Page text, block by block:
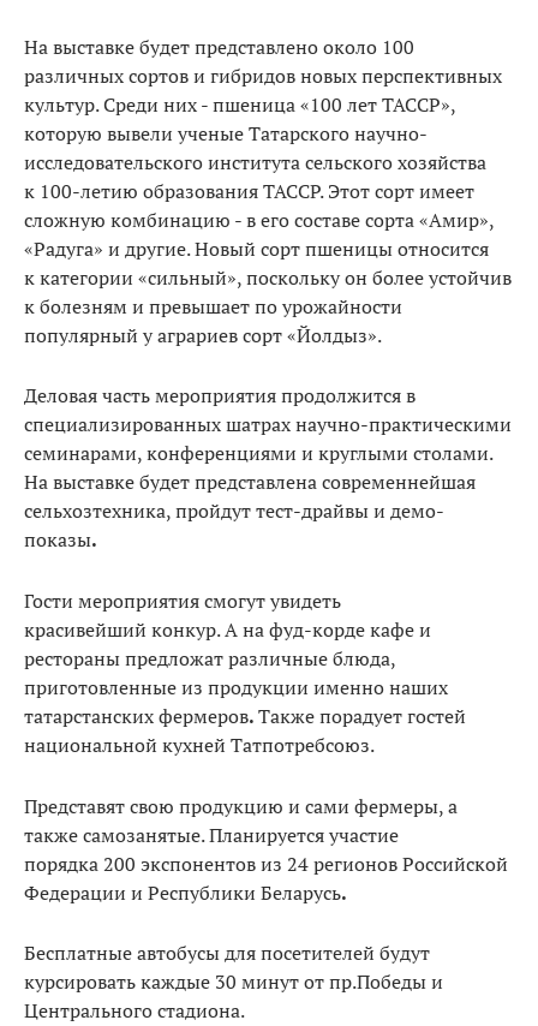
На выставке будет представлено около 100
различных сортови гибридов новых перспективных
культур. Среди них - пшеница «100 лет ТАССР»,
которую вывели ученые Татарского научно-
исследовательского института сельского хозяйства
к 100-летию образования ТАССР. Этот сорт имеет
сложную комбинацию - в его составе сорта «Амир»,
«Радуга» и другие. Новый сорт пшеницы относится
к категории «сильный», поскольку он более устойчив
к болезням и превышает по урожайности
популярный у аграриев сорт «Йолдыз».
Деловая часть мероприятия продолжится в
специализированных шатрах научно-практическими
семинарами, конференциями и круглыми столами.
На выставке будет представлена современнейшая
сельхозтехника, пройдуттест-драйвы и демо-
показы.
Гости мероприятия смогут увидеть
красивейший конкур.А на фуд-корде кафе и
рестораны предложат различныеблюда,
приготовленные из продукции именно наших
татарстанских фермеров.Также порадует гостей
национальной кухней Татпотребсоюз.
Представят свою продукцию и сами фермеры, а
также самозанятые. Планируется участие
порядка200 экспонентов из 24 регионов Российской
Федерации и Республики Беларусь.
Бесплатные автобусы для посетителей будут
курсировать каждые 30 минут от пр.Победы и
Центрального стадиона.